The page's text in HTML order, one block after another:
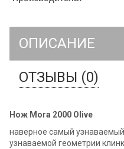
ОПИСАНИЕ
ОТЗЫВЫ (0)
Нож Mora 2000 Olive
наверное самый
узнаваемой геометрии